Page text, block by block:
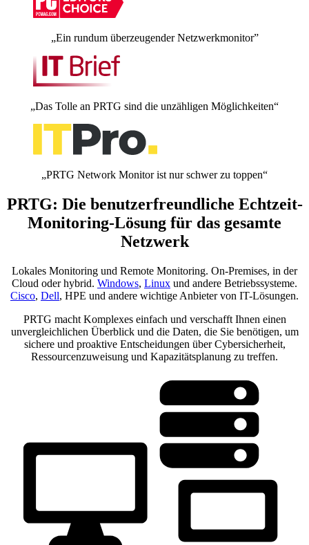
„Ein rundum überzeugender Netzwerkmonitor”
„Das Tolle an PRTG sind die unzähligen Möglichkeiten“
„PRTG Network Monitor ist nur schwer zu toppen“
PRTG: Die benutzerfreundliche Echtzeit-
Monitoring-Lösung für das gesamte
Netzwerk
Lokales Monitoring und Remote Monitoring. On-Premises, in der
Cloud oder hybrid. Windows, Linux und andere Betriebssysteme.
Cisco, Dell, HPE und andere wichtige Anbieter von IT-Lösungen.
PRTG macht Komplexes einfach und verschafft Ihnen einen
unvergleichlichen Überblick und die Daten, die Sie benötigen, um
sichere und proaktive Entscheidungen über Cybersicherheit,
Ressourcenzuweisung und Kapazitätsplanung zu treffen.